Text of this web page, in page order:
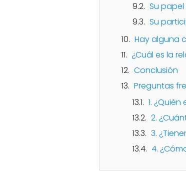
Su
Su
Hay alguna
¿Cuál es la
Conclusión
Preguntas
1.
2.
3.
4.